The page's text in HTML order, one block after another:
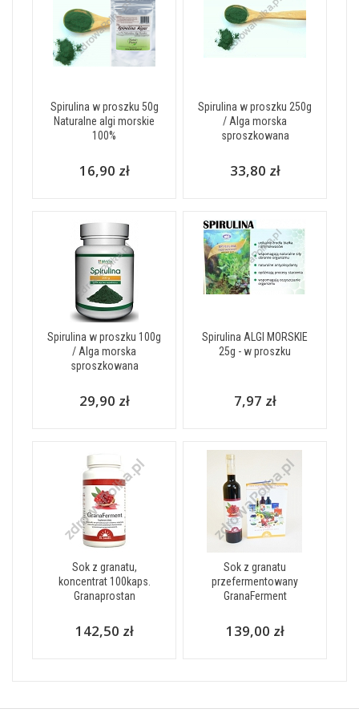
Spirulina w proszku 50g
Naturalne algi morskie
100%
16,90 zł
Spirulina w proszku 250g
/ Alga morska
sproszkowana
33,80 zł
Spirulina w proszku 100g
/ Alga morska
sproszkowana
29,90 zł
Spirulina ALGI MORSKIE
25g - w proszku
7,97 zł
Sok z granatu,
koncentrat 100kaps.
Granaprostan
142,50 zł
Sok z granatu
przefermentowany
GranaFerment
139,00 zł